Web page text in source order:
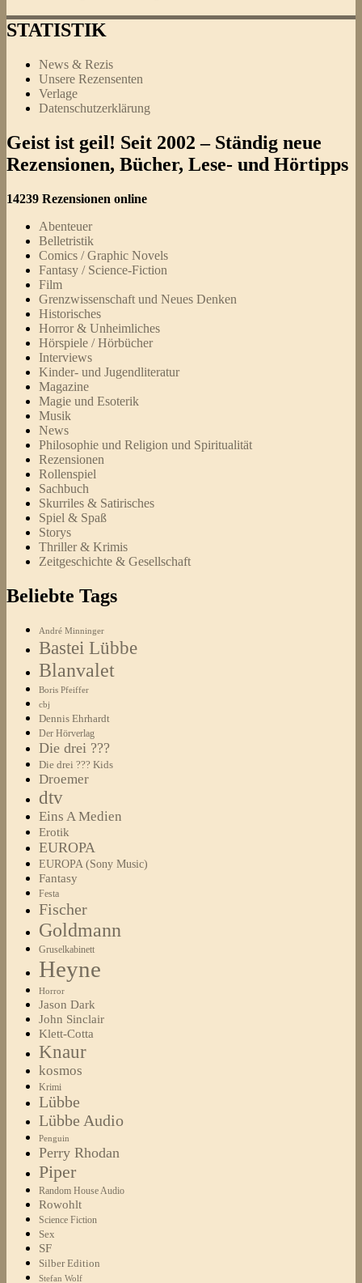
STATISTIK
News & Rezis
Unsere Rezensenten
Verlage
Datenschutzerklärung
Geist ist geil! Seit 2002 – Ständig neue
Rezensionen, Bücher, Lese- und Hörtipps
14239 Rezensionen online
Abenteuer
Belletristik
Comics / Graphic Novels
Fantasy / Science-Fiction
Film
Grenzwissenschaft und Neues Denken
Historisches
Horror & Unheimliches
Hörspiele / Hörbücher
Interviews
Kinder- und Jugendliteratur
Magazine
Magie und Esoterik
Musik
News
Philosophie und Religion und Spiritualität
Rezensionen
Rollenspiel
Sachbuch
Skurriles & Satirisches
Spiel & Spaß
Storys
Thriller & Krimis
Zeitgeschichte & Gesellschaft
Beliebte Tags
André Minninger
Bastei Lübbe
Blanvalet
Boris Pfeiffer
cbj
Dennis Ehrhardt
Der Hörverlag
Die drei ???
Die drei ??? Kids
Droemer
dtv
Eins A Medien
Erotik
EUROPA
EUROPA (Sony Music)
Fantasy
Festa
Fischer
Goldmann
Gruselkabinett
Heyne
Horror
Jason Dark
John Sinclair
Klett-Cotta
Knaur
kosmos
Krimi
Lübbe
Lübbe Audio
Penguin
Perry Rhodan
Piper
Random House Audio
Rowohlt
Science Fiction
Sex
SF
Silber Edition
Stefan Wolf